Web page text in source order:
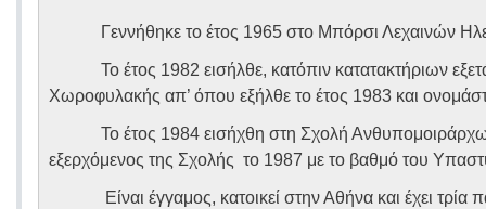
Γεννήθηκε το έτος 1965 στο Μπόρσι Λεχαινών
Το έτος 1982 εισήλθε, κατόπιν κατατακτήριων
Χωροφυλακής απ’ όπου εξήλθε το έτος 1983 και
Το έτος 1984 εισήχθη στη Σχολή
εξερχόμενος της Σχολής το 1987 με το βαθμό του
Είναι έγγαμος, κατοικεί στην Αθήνα και έχει τρία